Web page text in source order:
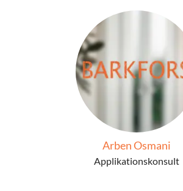
Arben Osmani
Applikationskonsult